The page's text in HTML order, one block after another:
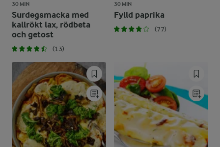
30 MIN
Surdegsmacka med
kallrökt lax, rödbeta
och getost
(13)
30 MIN
Fylld paprika
(77)